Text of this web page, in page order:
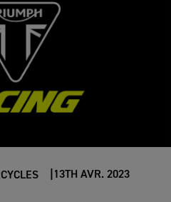
13TH AVR. 2023